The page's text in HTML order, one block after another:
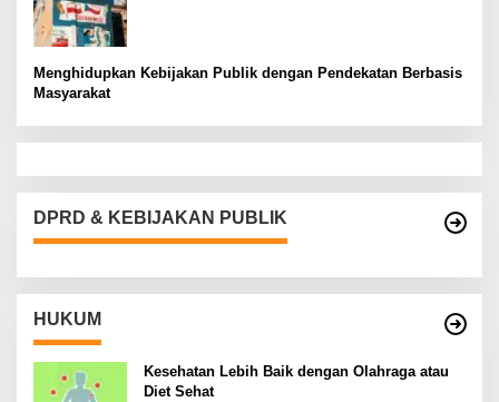
Menghidupkan Kebijakan Publik dengan Pendekatan Berbasis
Masyarakat
DPRD & KEBIJAKAN PUBLIK
HUKUM
Kesehatan Lebih Baik dengan Olahraga atau
Diet Sehat